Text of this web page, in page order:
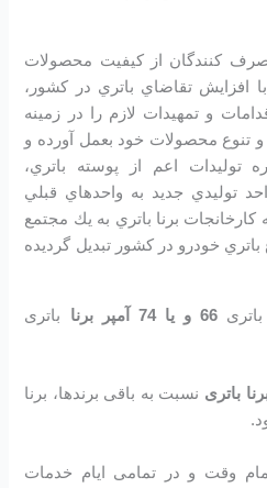
كنندگان از كيفيت محصولات
افزايش تقاضاي باتري در كشور،
و تمهيدات لازم را در زمينه
تنوع محصولات خود بعمل آورده و
توليدات اعم از پوسته باتري،
توليدي جديد به واحدهاي قبلي
برنا باتري به يك مجتمع
خودرو در کشور تبديل گرديده
66 و یا 74 آمپر برنا
باتری
باتری نسبت به باقی برندها، برنا
وقت و در تمامی ایام خدمات